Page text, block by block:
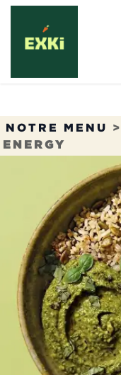
Se rendre au contenu
NOTRE MENU >
ENERGY